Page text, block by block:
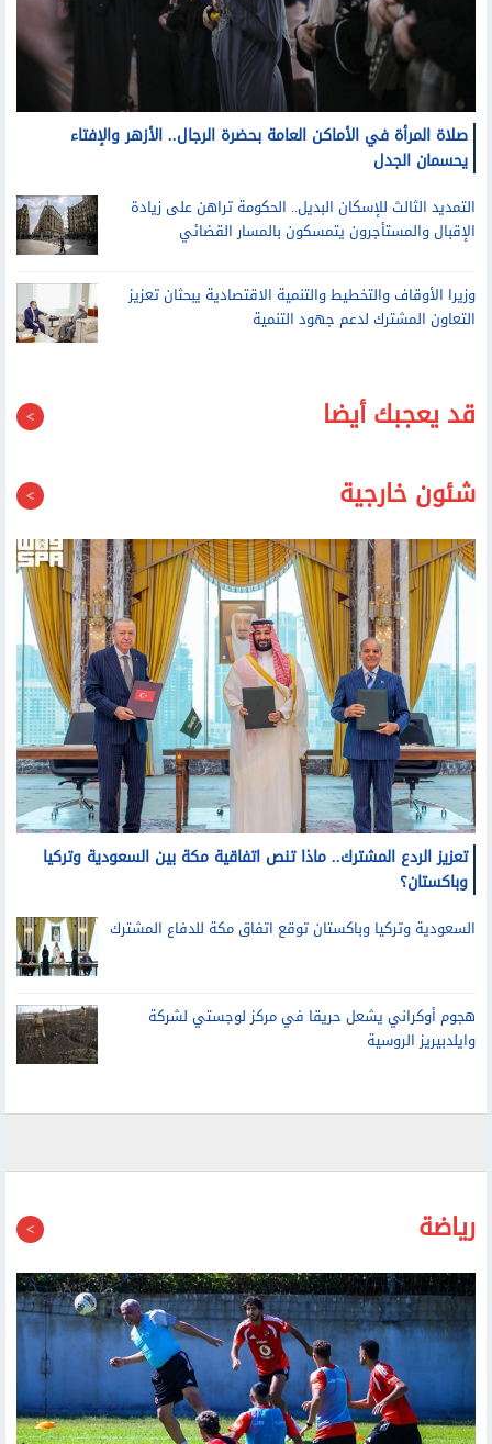
صلاة المرأة في الأماكن العامة بحضرة الرجال.. الأزهر والإفتاء
يحسمان الجدل
التمديد الثالث للإسكان البديل.. الحكومة تراهن على زيادة
الإقبال والمستأجرون يتمسكون بالمسار القضائي
وزيرا الأوقاف والتخطيط والتنمية الاقتصادية يبحثان تعزيز
التعاون المشترك لدعم جهود التنمية
قد يعجبك أيضا
شئون خارجية
تعزيز الردع المشترك.. ماذا تنص اتفاقية مكة بين السعودية وتركيا
وباكستان؟
السعودية وتركيا وباكستان توقع اتفاق مكة للدفاع المشترك
هجوم أوكراني يشعل حريقا في مركز لوجستي لشركة
وايلدبيريز الروسية
رياضة